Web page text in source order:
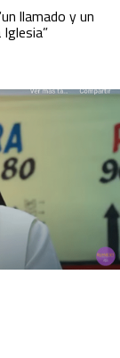
llamado y un